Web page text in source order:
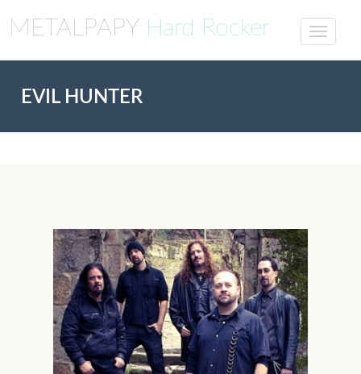
METALPAPY Hard Rocker
EVIL HUNTER